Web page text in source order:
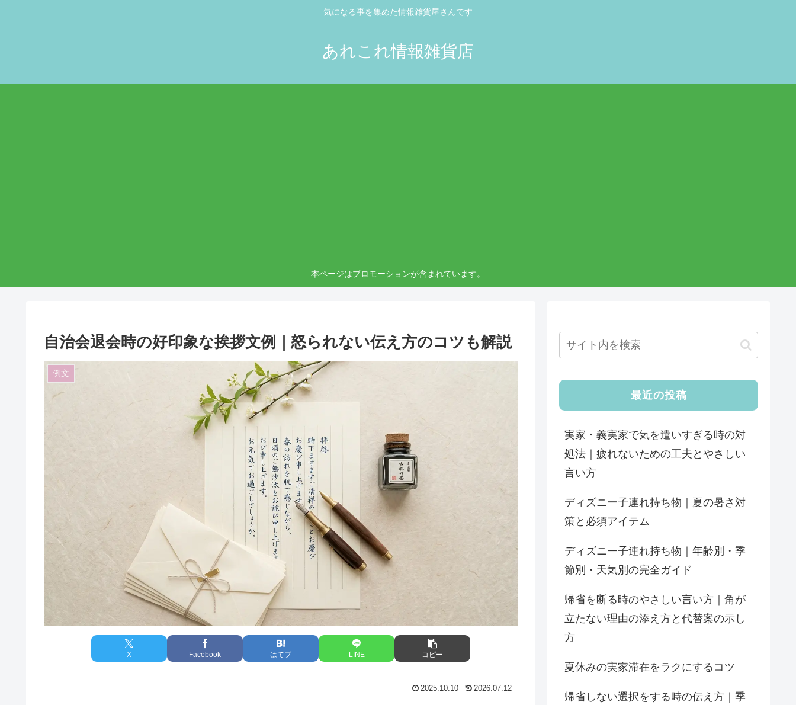
気になる事を集めた情報雑貨屋さんです
あれこれ情報雑貨店
本ページはプロモーションが含まれています。
自治会退会時の好印象な挨拶文例｜怒られない伝え方のコツも解説
例文
X Facebook はてブ LINE コピー
2025.10.10 2026.07.12
最近の投稿
実家・義実家で気を遣いすぎる時の対
処法｜疲れないための工夫とやさしい
言い方
ディズニー子連れ持ち物｜夏の暑さ対
策と必須アイテム
ディズニー子連れ持ち物｜年齢別・季
節別・天気別の完全ガイド
帰省を断る時のやさしい言い方｜角が
立たない理由の添え方と代替案の示し
方
夏休みの実家滞在をラクにするコツ
帰省しない選択をする時の伝え方｜季